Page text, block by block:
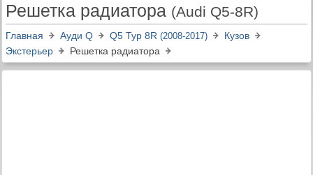
Решетка радиатора (Audi Q5-8R)
Главная Ауди Q Q5 Typ 8R (2008-2017)
Кузов
Экстерьер
Решетка радиатора